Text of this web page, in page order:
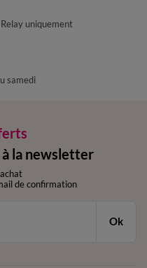
uniquement
samedi
la newsletter
de confirmation
Ok